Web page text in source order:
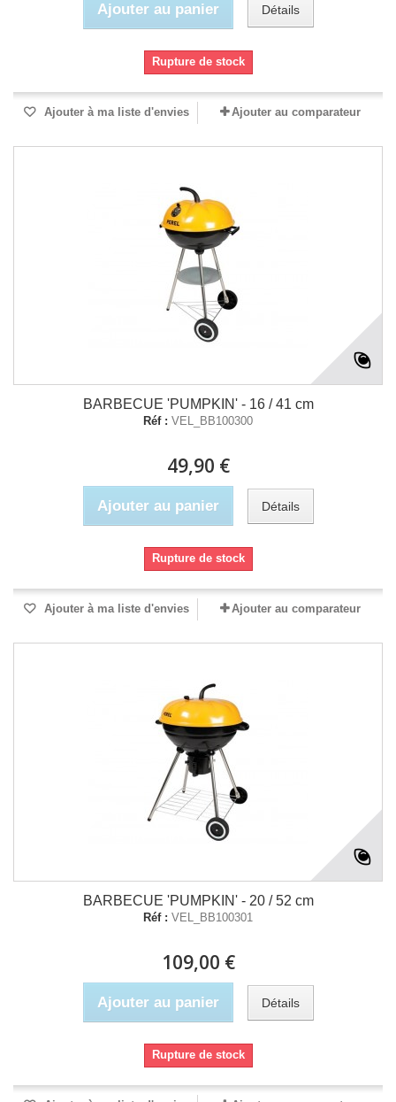
Ajouter au panier Détails
Rupture de stock
Ajouter à ma liste d'envies Ajouter au comparateur
BARBECUE 'PUMPKIN' - 16 / 41 cm
Réf : VEL_BB100300
49,90 €
Ajouter au panier Détails
Rupture de stock
Ajouter à ma liste d'envies Ajouter au comparateur
BARBECUE 'PUMPKIN' - 20 / 52 cm
Réf : VEL_BB100301
109,00 €
Ajouter au panier Détails
Rupture de stock